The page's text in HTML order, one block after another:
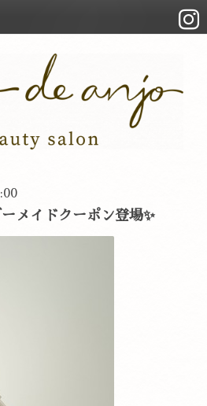
メイドクーポン登場✨